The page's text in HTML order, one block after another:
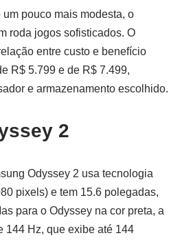
pouco mais modesta, o
roda jogos sofisticados. O
entre custo e benefício
R$ 5.799 e de R$ 7.499,
e armazenamento escolhido.
2
Odyssey 2 usa tecnologia
pixels) e tem 15.6 polegadas,
para o Odyssey na cor preta, a
144 Hz, que exibe até 144